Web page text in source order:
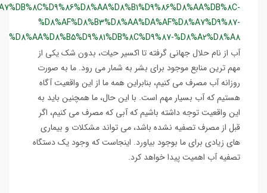
%D8%A7%DB%8C%D9%86%D8%AA%D8%B1%D9%86%D8%AA%DB%8C-
%D8%AF%D8%B3%D8%AA%DA%AF%D8%A7%D9%87-
%D8%AA%D8%B5%D9%81%DB%8C%D9%87-%D8%A2%D8%A8
آب از نام حلال جهانی گرفته تا اکسیر حیات، بدون شک یکی از
مهم ترین منابع موجود برای بشر به شمار می رود. ما به صورت
روزانه آب مصرف می کنیم، بنابراین همه ما از این واقعیت آگاه
هستیم که آب بسیار مهم است. با این حال، ما همچنین باید به
این واقعیت توجه داشته باشیم که آبی که مصرف می کنیم، اگر
قبل از مصرف تصفیه نشده باشد، می تواند مشکلات و بیماری
های زیادی برای ما بوجود بیاورد. اینجاست که وجود یک دستگاه
تصفیه آب اهمیت پیدا خواهد کرد.